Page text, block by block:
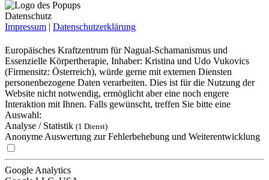
Datenschutz
Impressum | Datenschutzerklärung
Europäisches Kraftzentrum für Nagual-Schamanismus und
Essenzielle Körpertherapie, Inhaber: Kristina und Udo Vukovics
(Firmensitz: Österreich), würde gerne mit externen Diensten
personenbezogene Daten verarbeiten. Dies ist für die Nutzung der
Website nicht notwendig, ermöglicht aber eine noch engere
Interaktion mit Ihnen. Falls gewünscht, treffen Sie bitte eine
Auswahl:
Analyse / Statistik (1 Dienst)
Anonyme Auswertung zur Fehlerbehebung und Weiterentwicklung
Google Analytics